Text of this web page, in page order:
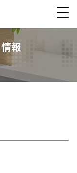
報